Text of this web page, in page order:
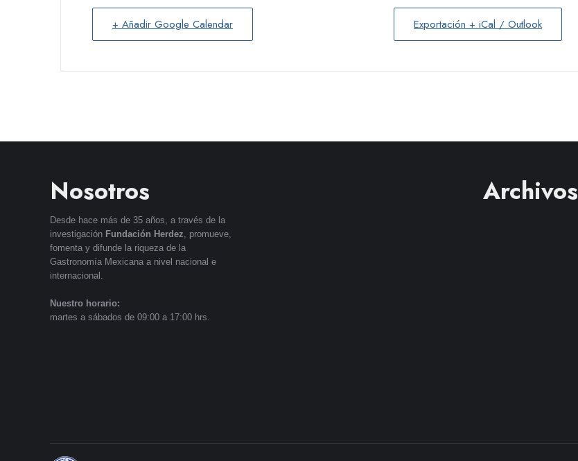
+ Añadir Google Calendar Exportación + iCal / Outlook
Nosotros
Desde hace más de 35 años, a través de la
investigación Fundación Herdez, promueve,
fomenta y difunde la riqueza de la
Gastronomía Mexicana a nivel nacional e
internacional.
Nuestro horario:
martes a sábados de 09:00 a 17:00 hrs.
Archivos